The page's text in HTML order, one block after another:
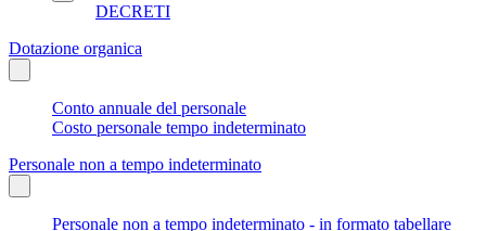
DECRETI
Dotazione organica
Conto annuale del personale
Costo personale tempo indeterminato
Personale non a tempo indeterminato
Personale non a tempo indeterminato - in formato tabellare